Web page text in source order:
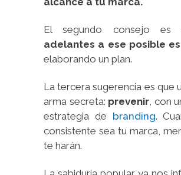
El segundo consejo es
adelantes a ese posible
elaborando un plan.
La tercera sugerencia es que
arma secreta: prevenir, con
estrategia de branding.
consistente sea tu marca,
te harán.